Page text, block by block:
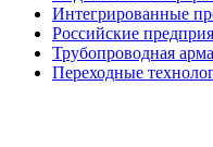
Интегрированные
Российские
Трубопроводная
Переходные